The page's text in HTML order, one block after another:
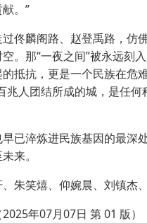
。”
麟阁路、赵登禹路，仿
。那“一夜之间”被永远刻
抵抗，更是一个民族在危
人团结所成的城，是任何
淬炼进民族基因的最深
来。
笑熺、仰婉晨、刘镇杰、
年07月07日 第 01 版）